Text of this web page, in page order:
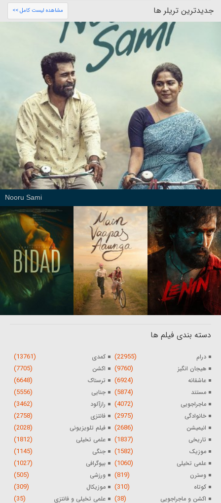
جدیدترین تریلر ها مشاهده لیست کامل >>
Nooru Sami
دسته بندی فیلم ها
درام (22955) کمدی (13761)
هیجان انگیز (9760) اکشن (7705)
عاشقانه (6924) ترسناک (6648)
مستند (5874) جنایی (5556)
ماجراجویی (4072) رازآلود (3462)
خانوادگی (2975) فانتزی (2758)
انیمیشن (2686) فیلم تلویزیونی (2028)
تاریخی (1837) علمی تخیلی (1812)
موزیک (1582) جنگی (1145)
علمی تخیلی (1060) بیوگرافی (1027)
وسترن (819) ورزشی (505)
کوتاه (310) موزیکال (309)
اکشن و ماجراجویی (38) علمی تخیلی و فانتزی (35)